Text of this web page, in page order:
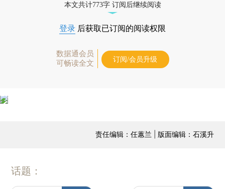
本文共计773字 订阅后继续阅读
登录 后获取已订阅的阅读权限
数据通会员
可畅读全文
订阅/会员升级
责任编辑：任蕙兰 | 版面编辑：石溪升
话题：